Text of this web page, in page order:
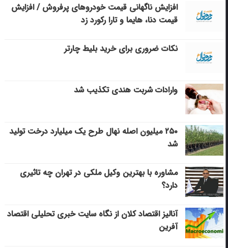
افزایش ناگهانی قیمت خودروهای پرفروش / افزایش
قیمت دنا، هایما و تارا رکورد زد
نکات ضروری برای خرید بلیط چارتر
وارادات شربت هندی تکذیب شد
۲۵۰ میلیون اصله نهال طرح یک میلیارد درخت تولید
شد
مشاوره با بهترین وکیل ملکی در تهران چه تاثیری
دارد؟
آنالیز اقتصاد کلان از نگاه سایت خبری تحلیلی اقتصاد
آفرین